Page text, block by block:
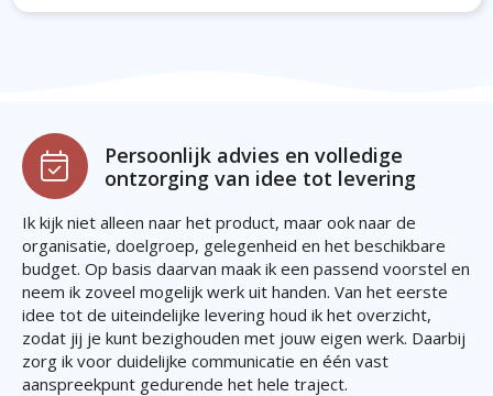
Persoonlijk advies en volledige
ontzorging van idee tot levering
Ik kijk niet alleen naar het product, maar ook naar de
organisatie, doelgroep, gelegenheid en het beschikbare
budget. Op basis daarvan maak ik een passend voorstel en
neem ik zoveel mogelijk werk uit handen. Van het eerste
idee tot de uiteindelijke levering houd ik het overzicht,
zodat jij je kunt bezighouden met jouw eigen werk. Daarbij
zorg ik voor duidelijke communicatie en één vast
aanspreekpunt gedurende het hele traject.